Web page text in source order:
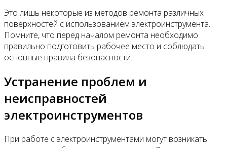
Это лишь некоторые из методов ремонта различных
поверхностей с использованием электроинструмента.
Помните, что перед началом ремонта необходимо
правильно подготовить рабочее место и соблюдать
основные правила безопасности.
Устранение проблем и
неисправностей
электроинструментов
При работе с электроинструментами могут возникать